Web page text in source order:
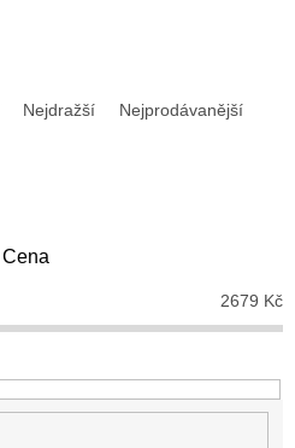
Nejdražší Nejprodávanější
Cena
2679 Kč